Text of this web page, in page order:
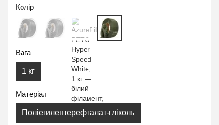
Колір
Вага
1 кг
Матеріал
Поліетилентерефталат-гліколь